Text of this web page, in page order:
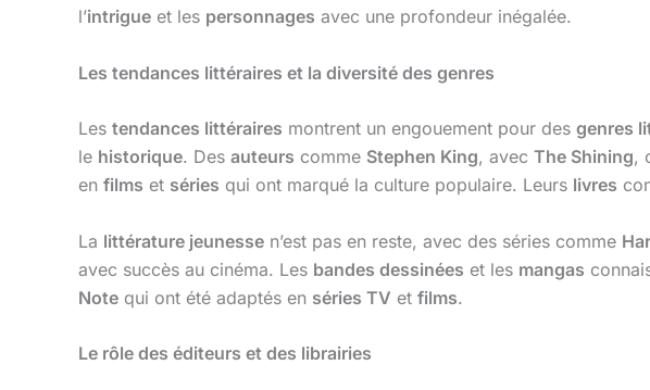
l’intrigue et les personnages avec une profondeur inégalée.
Les tendances littéraires et la diversité des genres
Les tendances littéraires montrent un engouement pour des genres
le historique. Des auteurs comme Stephen King, avec The Shining,
en films et séries qui ont marqué la culture populaire. Leurs livres
La littérature jeunesse n’est pas en reste, avec des séries comme
avec succès au cinéma. Les bandes dessinées et les mangas
Note qui ont été adaptés en séries TV et films.
Le rôle des éditeurs et des librairies